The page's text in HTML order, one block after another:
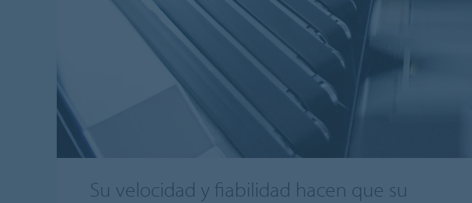
Su velocidad y fiabilidad hacen que su